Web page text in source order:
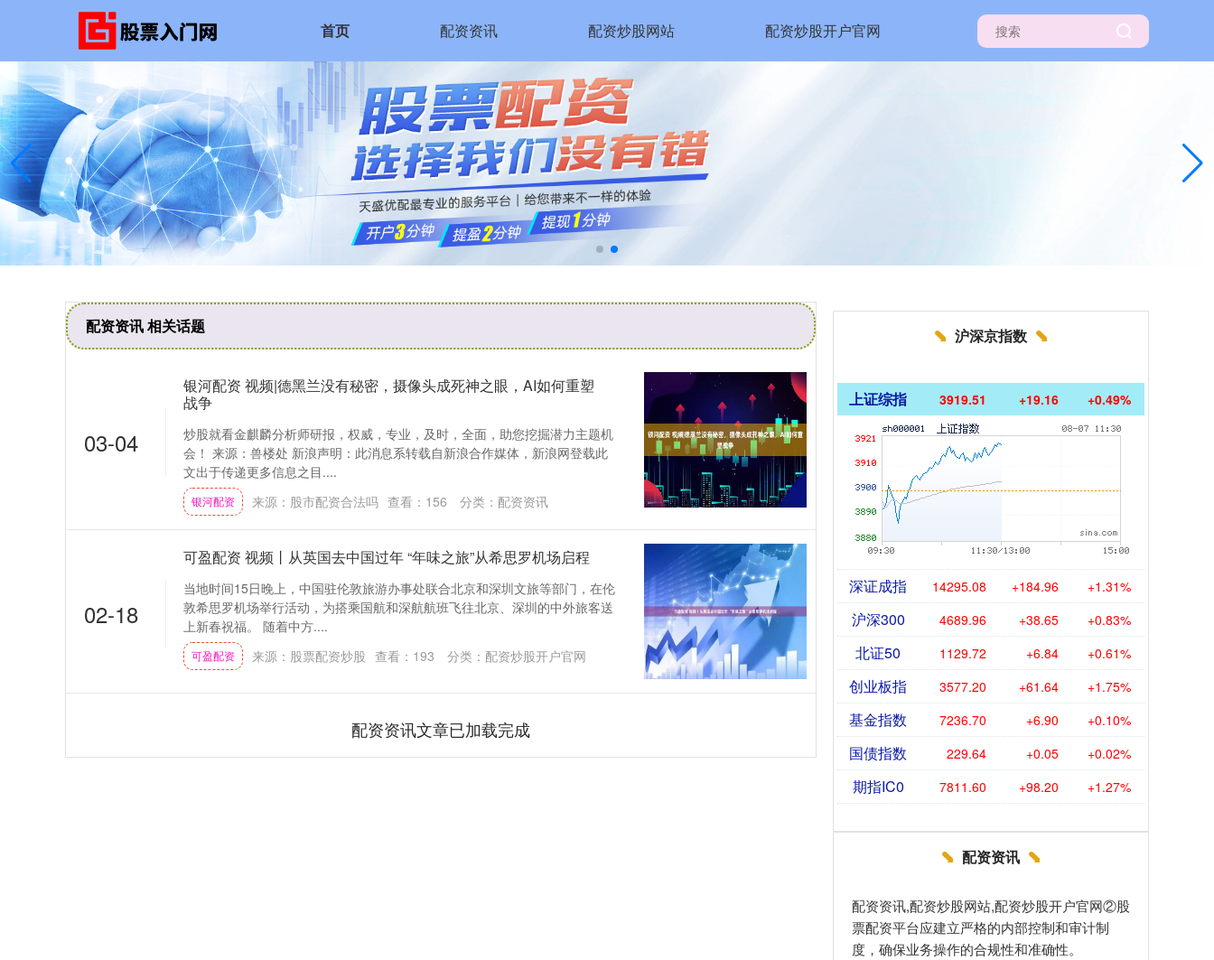
首页 配资资讯 配资炒股网站 配资炒股开户官网
配资资讯 相关话题
03-04
银河配资 视频|德黑兰没有秘密，摄像头成死神之眼，AI如何重塑
战争
炒股就看金麒麟分析师研报，权威，专业，及时，全面，助您挖掘潜力主题机
会！ 来源：兽楼处 新浪声明：此消息系转载自新浪合作媒体，新浪网登载此
文出于传递更多信息之目....
银河配资 来源：股市配资合法吗 查看： 156 分类： 配资资讯
02-18
可盈配资 视频丨从英国去中国过年 “年味之旅”从希思罗机场启程
当地时间15日晚上，中国驻伦敦旅游办事处联合北京和深圳文旅等部门，在伦
敦希思罗机场举行活动，为搭乘国航和深航航班飞往北京、深圳的中外旅客送
上新春祝福。 随着中方....
可盈配资 来源：股票配资炒股 查看： 193 分类： 配资炒股开户官网
配资资讯文章已加载完成
沪深京指数
上证综指 3919.51 +19.16 +0.49%
深证成指 14295.08 +184.96 +1.31%
沪深300 4689.96 +38.65 +0.83%
北证50 1129.72 +6.84 +0.61%
创业板指 3577.20 +61.64 +1.75%
基金指数 7236.70 +6.90 +0.10%
国债指数 229.64 +0.05 +0.02%
期指IC0 7811.60 +98.20 +1.27%
配资资讯
配资资讯,配资炒股网站,配资炒股开户官网②股
票配资平台应建立严格的内部控制和审计制
度，确保业务操作的合规性和准确性。